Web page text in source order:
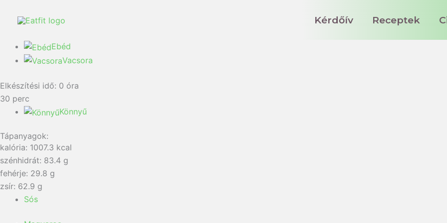
Kérdőív Receptek
Ebéd
Vacsora
Elkészítési idő: 0 óra
30 perc
Könnyű
Tápanyagok:
kalória: 1007.3 kcal
szénhidrát: 83.4 g
fehérje: 29.8 g
zsír: 62.9 g
Sós